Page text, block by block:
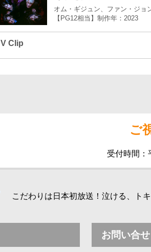
オム・ギジュン、ファン・ジョ
【PG12相当】制作年：2023
V Clip
ご
受付時間：
こだわりは日本初放送！泣ける、ト
お問い合せ